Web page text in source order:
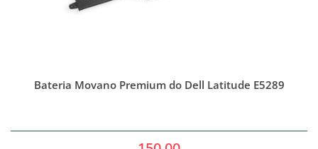
Bateria Movano Premium do Dell Latitude E5289